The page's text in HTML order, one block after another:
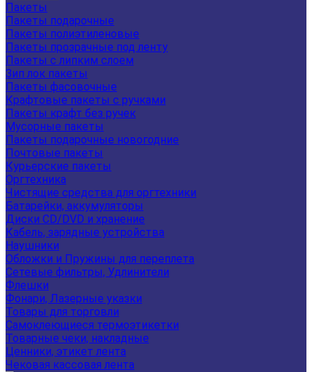
Пакеты
Пакеты подарочные
Пакеты полиэтиленовые
Пакеты прозрачные под ленту
Пакеты с липким слоем
Зип лок пакеты
Пакеты фасовочные
Крафтовые пакеты с ручками
Пакеты крафт без ручек
Мусорные пакеты
Пакеты подарочные новогодние
Почтовые пакеты
Курьерские пакеты
Оргтехника
Чистящие средства для оргтехники
Батарейки, аккумуляторы
Диски CD/DVD и хранение
Кабель, зарядные устройства
Наушники
Обложки и Пружины для переплета
Сетевые фильтры, Удлинители
Флешки
Фонари, Лазерные указки
Товары для торговли
Самоклеющиеся термоэтикетки
Товарные чеки, накладные
Ценники, этикет лента
Чековая кассовая лента